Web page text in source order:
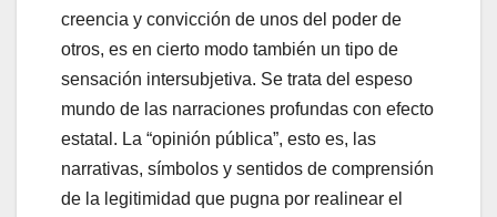
creencia y convicción de unos del poder de
otros, es en cierto modo también un tipo de
sensación intersubjetiva. Se trata del espeso
mundo de las narraciones profundas con efecto
estatal. La “opinión pública”, esto es, las
narrativas, símbolos y sentidos de comprensión
de la legitimidad que pugna por realinear el